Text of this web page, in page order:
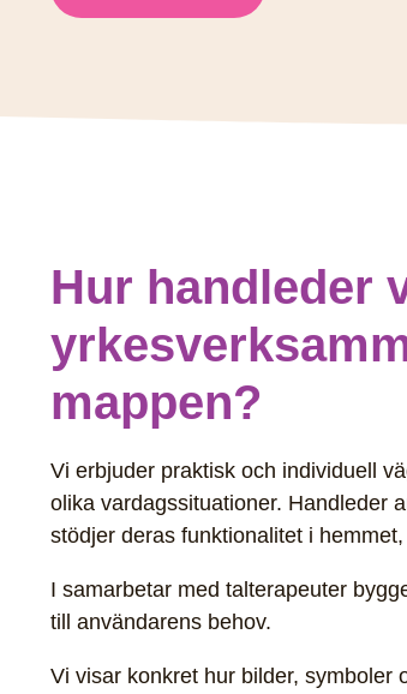
Hur handleder
mappen?
Vi erbjuder praktisk och individuell
olika vardagssituationer. Handleder
stödjer deras funktionalitet i
I samarbetar med talterapeuter
till användarens behov.
Vi visar konkret hur bilder, symboler